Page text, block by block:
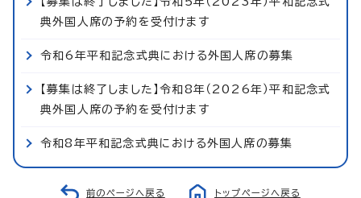
典外国人席の予約を受付けます
令和6年平和記念式典における外国人席の募集
【募集は終了しました】令和8年（2026年）平和記念式
典外国人席の予約を受付けます
令和8年平和記念式典における外国人席の募集
前のページへ戻る トップページへ戻る